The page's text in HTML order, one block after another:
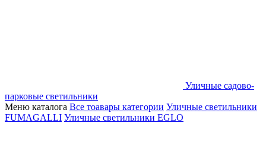
Уличные садово-
парковые светильники
Меню каталога Все тоавары категории Уличные светильники
FUMAGALLI Уличные светильники EGLO